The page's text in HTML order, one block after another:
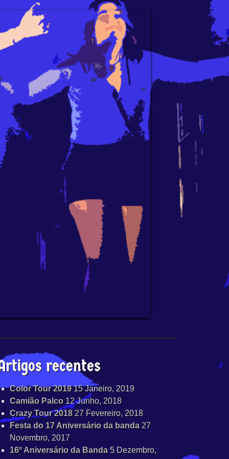
recentes
Color Tour 2019 15 Janeiro, 2019
Camião Palco 12 Junho, 2018
Crazy Tour 2018 27 Fevereiro, 2018
Festa do 17 Aniversário da banda 27
Novembro, 2017
16º Aniversário da Banda 5 Dezembro,